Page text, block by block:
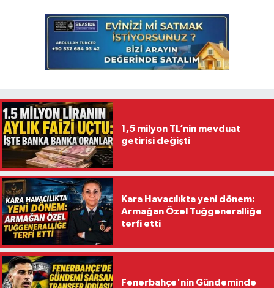
1,5 milyon TL’nin mevduat
getirisi değişti
Kara Havacılıkta yeni dönem:
Armağan Özel Tuğgeneralliğe
terfi etti
Fenerbahçe'nin Gündeminde